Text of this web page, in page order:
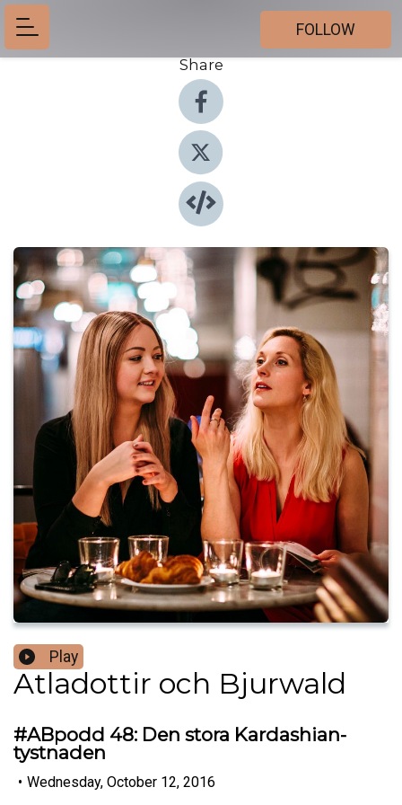
FOLLOW
Share
Play
Atladottir och Bjurwald
#ABpodd 48: Den stora Kardashian-
tystnaden
• Wednesday, October 12, 2016